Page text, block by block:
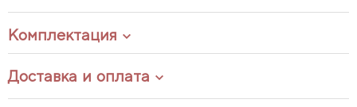
Комплектация
Доставка и оплата